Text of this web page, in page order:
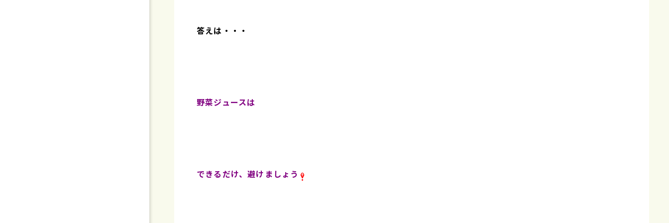
答えは・・・
野菜ジュースは
できるだけ、避けましょう